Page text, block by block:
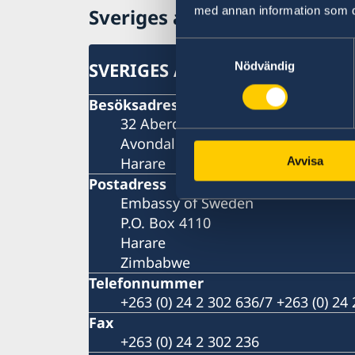
med annan information som
Samtyckesval
Nödvändig
Avvisa
Sveriges ambassad i
SVERIGES AMBASSAD I
Besöksadress
32 Aberdeen Road
Avondale
Harare
Postadress
Embassy of Sweden
P.O. Box 4110
Harare
Zimbabwe
Telefonnummer
+263 (0) 24 2 302 636/7 +263 (0) 24
Fax
+263 (0) 24 2 302 236